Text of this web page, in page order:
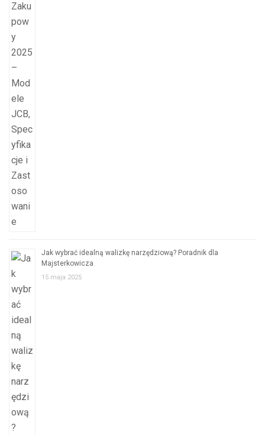
Jak wybrać idealną walizkę narzędziową? Poradnik dla
Majsterkowicza
15 maja 2025